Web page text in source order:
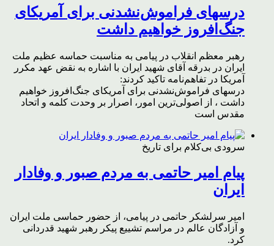
درسهای فراموش‌نشدنی برای آمریکای
جنگ‌افروز خواهیم داشت
رهبر معظم انقلاب در پیامی به مناسبت حماسه عظیم ملت
ایران در بدرقه آقای شهید ایران با اشاره به نقض عهد مکرر
آمریکا در تفاهم‌نامه تاکید کردند:
درسهای فراموش‌نشدنی برای آمریکای جنگ‌افروز خواهیم
داشت ، از اصولی‌ترین امور، اصرار بر وحدت کلمه و اتحاد
مقدس است
سرودی بی‌کلام برای تاریخ
پیام امیر حاتمی به مردم صبور و وفادار
ایران
امیر سرلشکر حاتمی در پیامی، از حضور حماسی ملت ایران
و آزادگان عالم در مراسم تشییع پیکر رهبر شهید قدردانی
کرد.